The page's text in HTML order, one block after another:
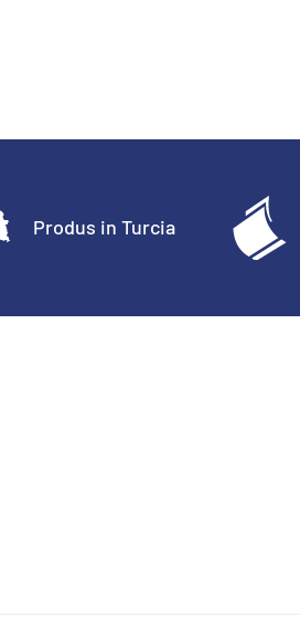
Produs in Turcia